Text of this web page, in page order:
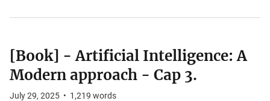
[Book] - Artificial Intelligence: A
Modern approach - Cap 3.
July 29, 2025 • 1,219 words